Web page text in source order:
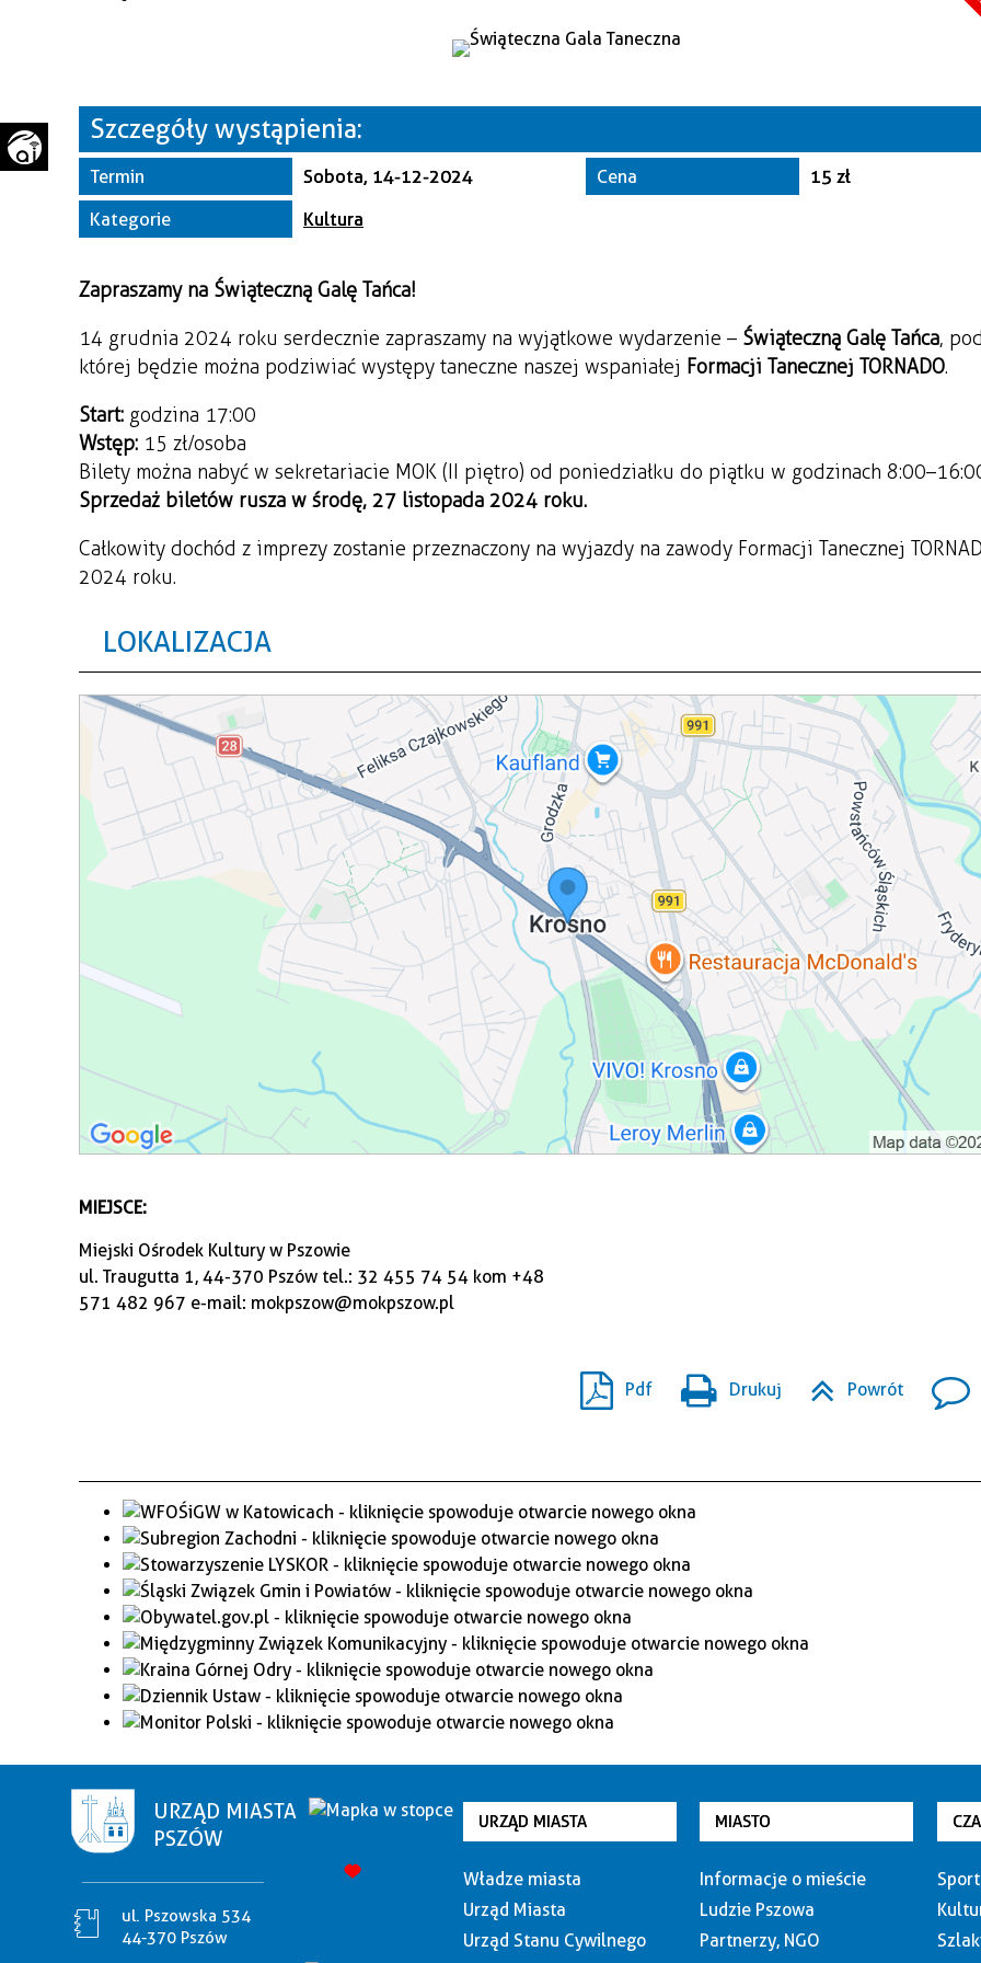
Szczegóły wystąpienia:
Termin Sobota, 14-12-2024 Cena
15 zł
Kategorie
Kultura
Zapraszamy na Świąteczną Galę Tańca!
14 grudnia 2024 roku serdecznie zapraszamy na wyjątkowe wydarzenie – Świąteczną Galę Tańca,
której będzie można podziwiać występy taneczne naszej wspaniałej Formacji Tanecznej TORNADO.
Start: godzina 17:00
Wstęp: 15 zł/osoba
Bilety można nabyć w sekretariacie MOK (II piętro) od poniedziałku do piątku w godzinach
Sprzedaż biletów rusza w środę, 27 listopada 2024 roku.
Całkowity dochód z imprezy zostanie przeznaczony na wyjazdy na zawody Formacji Tanecznej
2024 roku.
LOKALIZACJA
MIEJSCE:
Miejski Ośrodek Kultury w Pszowie
ul. Traugutta 1, 44-370 Pszów tel.: 32 455 74 54 kom +48
571 482 967 e-mail: mokpszow@mokpszow.pl
Pdf Drukuj Powrót
URZĄD MIASTA
PSZÓW
ul. Pszowska 534
44-370 Pszów
URZĄD MIASTA
Władze miasta
Urząd Miasta
Urząd Stanu Cywilnego
MIASTO
Informacje o mieście
Ludzie Pszowa
Partnerzy, NGO
Sport